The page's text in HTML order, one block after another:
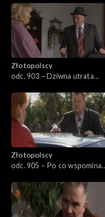
401-500
501-600
601-700
801-900
901–1000
1001–1100
1101–1121
Odcinek specjalny
Złotopolscy
odc. 903 – Dziwna utrata
Złotopolscy
odc. 905 – Po co wspominać